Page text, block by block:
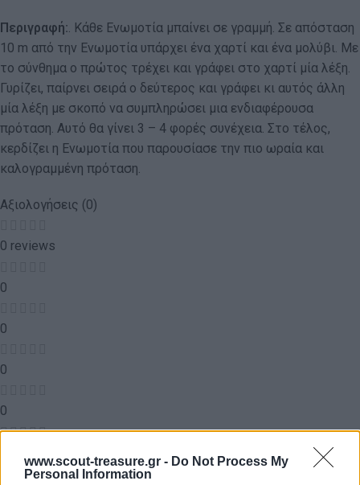
www.scout-treasure.gr - Do Not Process My
Personal Information
Περιγραφή:. Κάθε Ενωμοτία μπαίνει σε γραμμή. Σε απόσταση
10 m από την Ενωμοτία υπάρχει ένα χαρτί και ένα μολύβι. Με
το σύνθημα ο πρώτος τρέχει και γράφει στο χαρτί μία λέξη.
Γυρίζει, παίρνει σειρά ο δεύτερος και γράφει κι αυτός άλλη
μία λέξη με σκοπό να συμπληρώσει μια ενδιαφέρουσα
πρόταση. Αυτό θα γίνει 3 – 4 φορές συνέχεια. Στο τέλος,
κερδίζει η Ενωμοτία που παρουσίασε την πιο ωραία και
καλογραμμένη πρόταση.
Αξιολογήσεις (0)
0 reviews
0
0
0
0
Αξιολογήσεις